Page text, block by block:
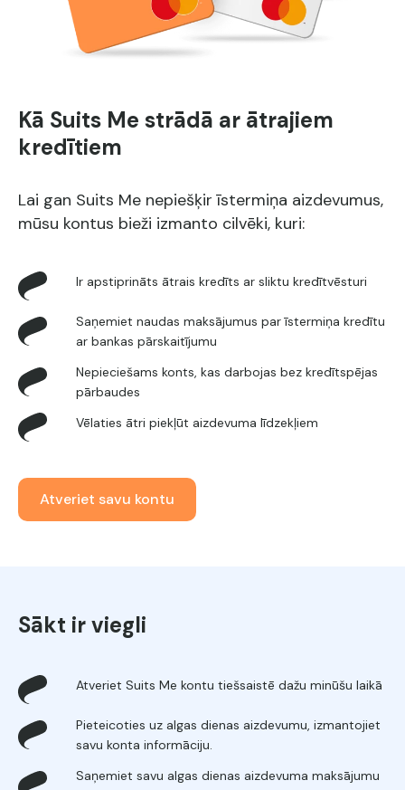
Kā Suits Me strādā ar ātrajiem
kredītiem
Lai gan Suits Me nepiešķir īstermiņa aizdevumus,
mūsu kontus bieži izmanto cilvēki, kuri:
Ir apstiprināts ātrais kredīts ar sliktu kredītvēsturi
Saņemiet naudas maksājumus par īstermiņa kredītu
ar bankas pārskaitījumu
Nepieciešams konts, kas darbojas bez kredītspējas
pārbaudes
Vēlaties ātri piekļūt aizdevuma līdzekļiem
Atveriet savu kontu
Sākt ir viegli
Atveriet Suits Me kontu tiešsaistē dažu minūšu laikā
Pieteicoties uz algas dienas aizdevumu, izmantojiet
savu konta informāciju.
Saņemiet savu algas dienas aizdevuma maksājumu